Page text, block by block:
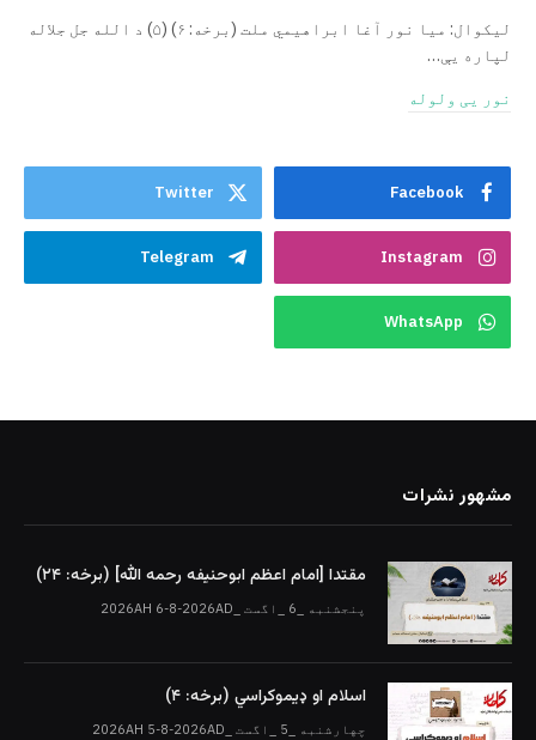
ليکوال: میا نور آغا ابراهيمي ملت (برخه: ۶) (۵) د الله جل جلاله
لپاره یې…
نور یی ولوله
Facebook
Twitter
Instagram
Telegram
WhatsApp
مشهور نشرات
مقتدا [امام اعظم ابوحنیفه رحمه الله‎] (برخه: ۲۴)
پنجشنبه _6 _اگست _2026AH 6-8-2026AD
اسلام او ډیموکراسي (برخه: ۴)
چهارشنبه _5 _اگست _2026AH 5-8-2026AD